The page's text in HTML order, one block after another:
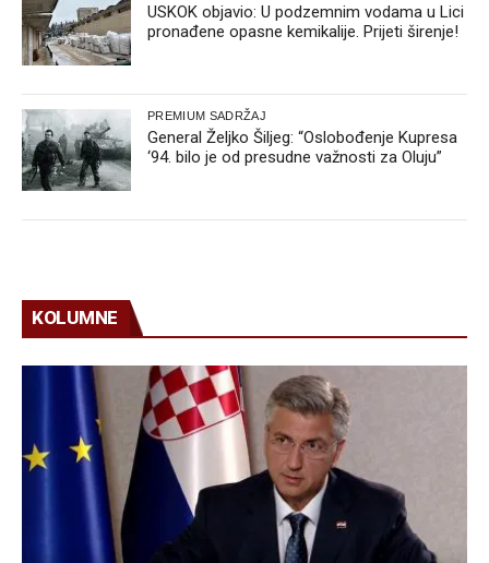
USKOK objavio: U podzemnim vodama u Lici
pronađene opasne kemikalije. Prijeti širenje!
PREMIUM SADRŽAJ
General Željko Šiljeg: “Oslobođenje Kupresa
‘94. bilo je od presudne važnosti za Oluju”
KOLUMNE